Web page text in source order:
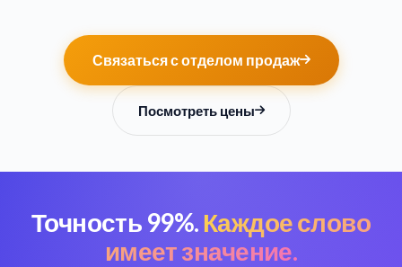
Связаться с отделом продаж
Посмотреть цены
Точность 99%. Каждое слово
имеет значение.